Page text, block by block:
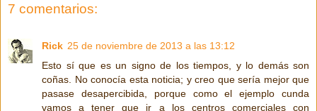
7 comentarios:
Rick 25 de noviembre de 2013 a las 13:12
Esto sí que es un signo de los tiempos, y lo demás son
coñas. No conocía esta noticia; y creo que sería mejor que
pasase desapercibida, porque como el ejemplo cunda
vamos a tener que ir a los centros comerciales con